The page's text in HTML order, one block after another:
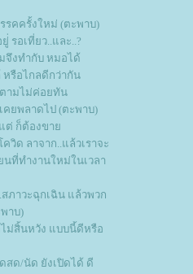
รรคครั้งใหม่ (ตะพาบ)
รอเที่ยว..และ..?
จึงทำกับ หมอได้
หรือไกลดีกว่ากัน
ตามไม่ค่อยทัน
คยพลาดไป (ตะพาบ)
แต่ ก็ต้องขา
ควิด ลาจาก..แล้วเราจะ
นที่ทำงานใหม่ในเวลา
สภาวะฉุกเฉิน แล้วพวก
พาบ)
ไม่สิ้นหวัง แบบนี้ดีหรือ
ดสด/นัด ยังเปิดได้ ดี